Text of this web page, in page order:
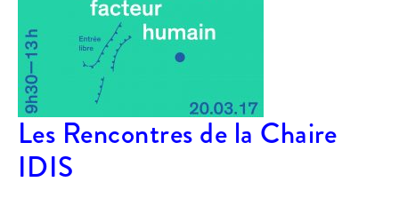
Les Rencontres de la Chaire
IDIS